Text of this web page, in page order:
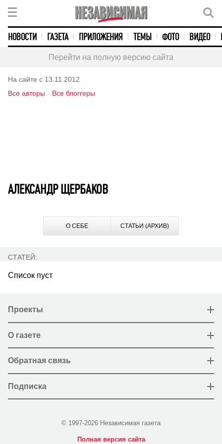
НОВОСТИ ГАЗЕТА ПРИЛОЖЕНИЯ ТЕМЫ ФОТО ВИДЕО
Перейти на полную версию сайта
На сайте с 13.11.2012
Все авторы
Все блоггеры
АЛЕКСАНДР ЩЕРБАКОВ
О СЕБЕ СТАТЬИ (АРХИВ)
СТАТЕЙ:
Список пуст
Проекты
О газете
Обратная связь
Подписка
© 1997-2026 Независимая газета
Полная версия сайта